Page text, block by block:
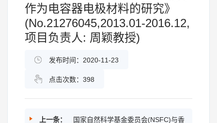
作为电容器电极材料的研究》
(No.21276045,2013.01-2016.12,
项目负责人: 周颖教授)
发布时间：2020-11-23
点击次数： 398
上一条：
国家自然科学基金委员会(NSFC)与香